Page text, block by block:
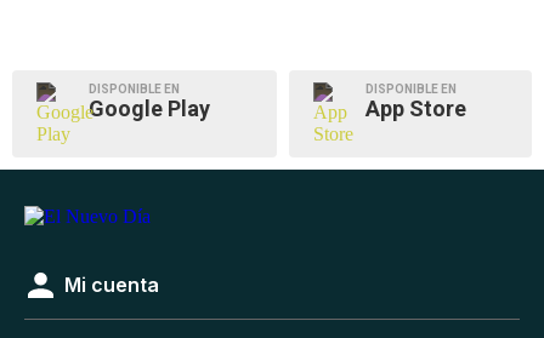
DISPONIBLE EN
Google Play
DISPONIBLE EN
App Store
Mi cuenta